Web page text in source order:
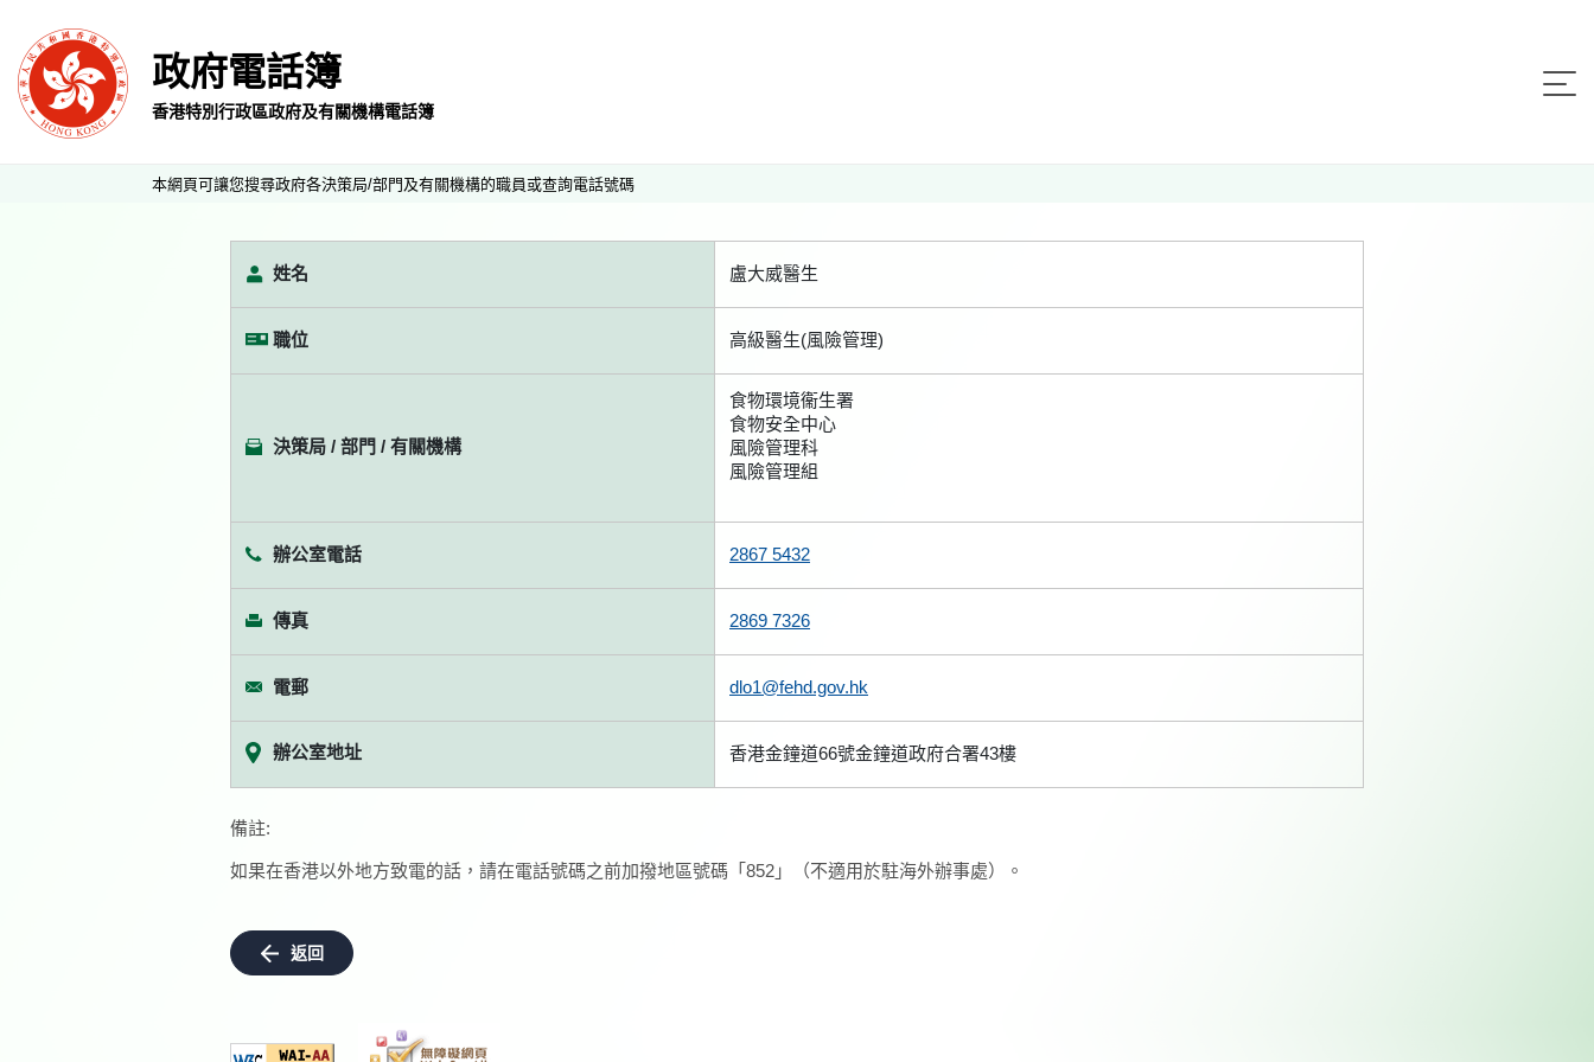
政府電話簿
香港特別行政區政府及有關機構電話簿
本網頁可讓您搜尋政府各決策局/部門及有關機構的職員或查詢電話號碼
姓名 盧大威醫生
職位 高級醫生(風險管理)
決策局 / 部門 / 有關機構
食物環境衞生署
食物安全中心
風險管理科
風險管理組
辦公室電話 2867 5432
傳真 2869 7326
電郵 dlo1@fehd.gov.hk
辦公室地址 香港金鐘道66號金鐘道政府合署43樓
備註:
如果在香港以外地方致電的話，請在電話號碼之前加撥地區號碼「852」（不適用於駐海外辦事處）。
返回